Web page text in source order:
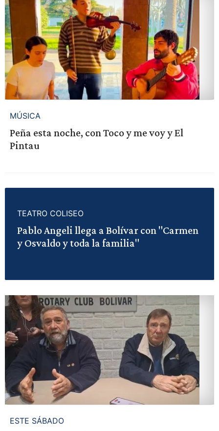
MÚSICA
Peña esta noche, con Toco y me voy y El
Pintau
TEATRO COLISEO
Pablo Angeli llega a Bolívar con "Carmen
y Osvaldo y toda la familia"
ESTE SÁBADO